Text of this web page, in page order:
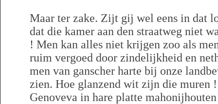
Maar ter zake. Zijt gij wel eens in dat
dat die kamer aan den straatweg niet
! Men kan alles niet krijgen zoo als
ruim vergoed door zindelijkheid en
men van ganscher harte bij onze
zien. Hoe glanzend wit zijn die muren
Genoveva in hare platte